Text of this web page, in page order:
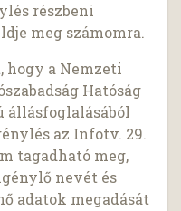
részbeni
meg számomra.
hogy a Nemzeti
Hatóság
állásfoglalásából
az Infotv. 29.
tagadható meg,
nevét és
adatok megadását